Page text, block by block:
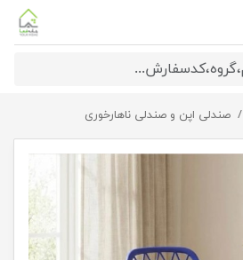
صندلی اپن و صندلی ناهارخوری